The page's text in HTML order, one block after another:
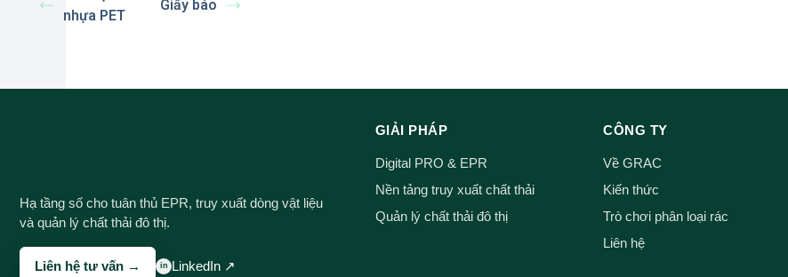
nhựa PET
Giấy báo
Hạ tầng số cho tuân thủ EPR, truy xuất dòng vật liệu
và quản lý chất thải đô thị.
Liên hệ tư vấn → LinkedIn ↗
GIẢI PHÁP
Digital PRO & EPR
Nền tảng truy xuất chất thải
Quản lý chất thải đô thị
CÔNG TY
Về GRAC
Kiến thức
Trò chơi phân loại rác
Liên hệ